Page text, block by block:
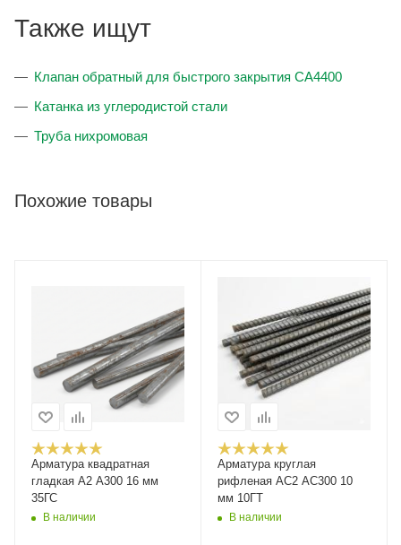
Также ищут
Клапан обратный для быстрого закрытия CA4400
Катанка из углеродистой стали
Труба нихромовая
Похожие товары
Арматура квадратная
гладкая А2 А300 16 мм
35ГС
В наличии
Арматура круглая
рифленая АС2 АС300 10
мм 10ГТ
В наличии